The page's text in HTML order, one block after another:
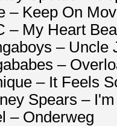
– Keep On
– My Heart
– Uncle
–
– It Feels
Spears –
– Onderweg